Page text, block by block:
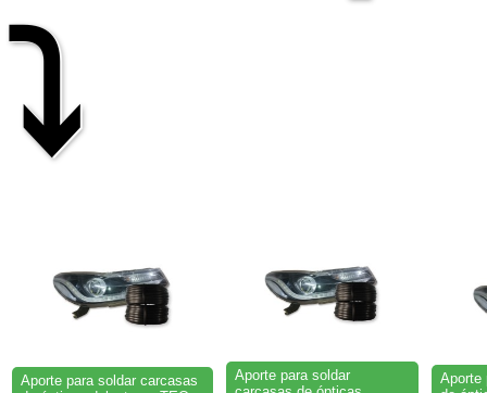
⤵
Aporte para soldar carcasas
Aporte para soldar
Aporte